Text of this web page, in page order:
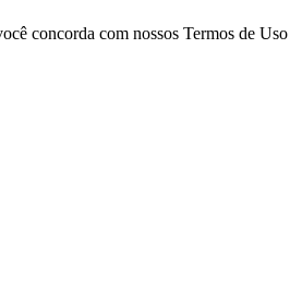
concorda com nossos Termos de